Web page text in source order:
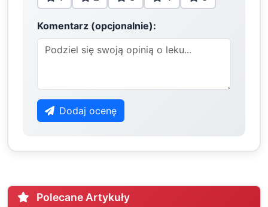
Komentarz (opcjonalnie):
Dodaj ocenę
Polecane Artykuły